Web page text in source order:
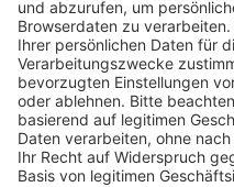
angegriffen und mit
Die Frau wurde dabei
Angeklagte immer
wollen. Bereits während
waren aber weitere Fälle
denen der Angeklagte
inseriert hatten,